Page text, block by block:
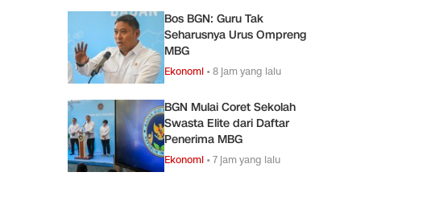
Bos BGN: Guru Tak
Seharusnya Urus Ompreng
MBG
Ekonomi •8 jam yang lalu
BGN Mulai Coret Sekolah
Swasta Elite dari Daftar
Penerima MBG
Ekonomi •7 jam yang lalu